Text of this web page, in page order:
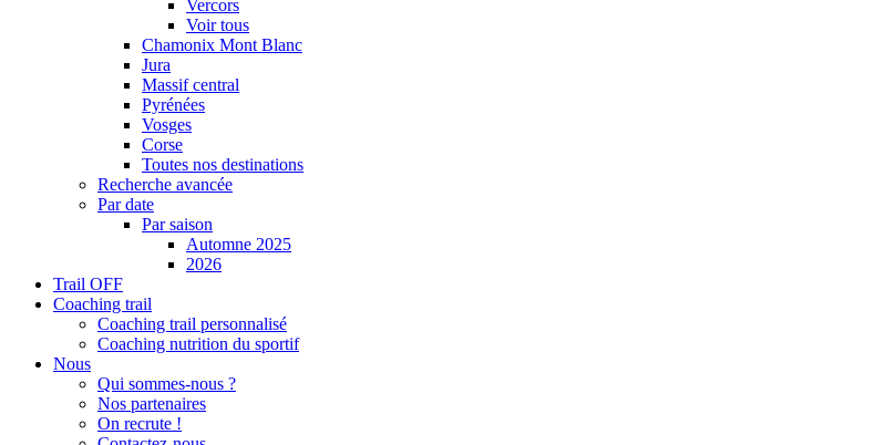
Vercors
Voir tous
Chamonix Mont Blanc
Jura
Massif central
Pyrénées
Vosges
Corse
Toutes nos destinations
Recherche avancée
Par date
Par saison
Automne 2025
2026
Trail OFF
Coaching trail
Coaching trail personnalisé
Coaching nutrition du sportif
Nous
Qui sommes-nous ?
Nos partenaires
On recrute !